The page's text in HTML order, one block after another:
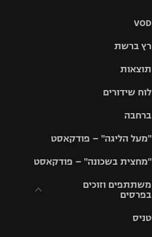
VOD
רץ ברשת
תוצאות
לוח שידורים
ברחבה
"מעל הליגה" – פודקאסט
"מחצית בשכונה" – פודקאסט
משתתפים וזוכים
בפרסים
טניס